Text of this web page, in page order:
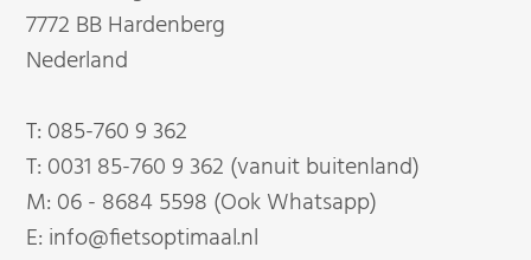
7772 BB Hardenberg
Nederland
T: 085-760 9 362
T: 0031 85-760 9 362 (vanuit buitenland)
M: 06 - 8684 5598 (Ook Whatsapp)
E: info@fietsoptimaal.nl